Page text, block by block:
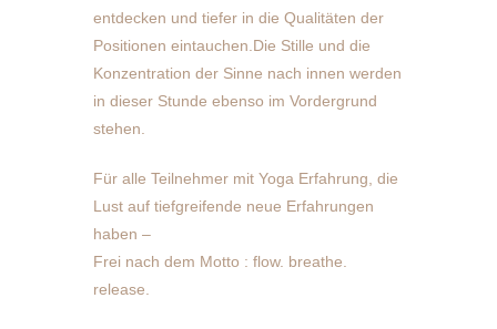
entdecken und tiefer in die Qualitäten der
Positionen eintauchen.Die Stille und die
Konzentration der Sinne nach innen werden
in dieser Stunde ebenso im Vordergrund
stehen.
Für alle Teilnehmer mit Yoga Erfahrung, die
Lust auf tiefgreifende neue Erfahrungen
haben –
Frei nach dem Motto : flow. breathe.
release.